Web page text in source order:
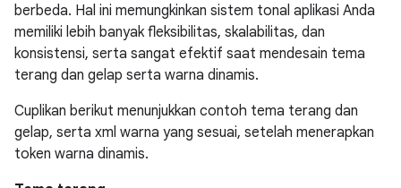
berbeda. Hal ini memungkinkan sistem tonal aplikasi Anda
memiliki lebih banyak fleksibilitas, skalabilitas, dan
konsistensi, serta sangat efektif saat mendesain tema
terang dan gelap serta warna dinamis.
Cuplikan berikut menunjukkan contoh tema terang dan
gelap, serta xml warna yang sesuai, setelah menerapkan
token warna dinamis.